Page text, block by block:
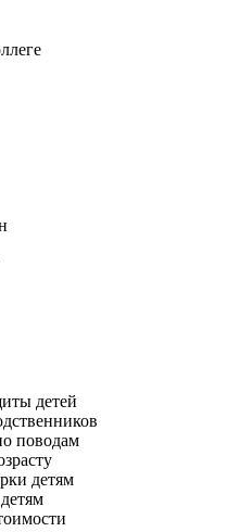
детей
поводам
детям